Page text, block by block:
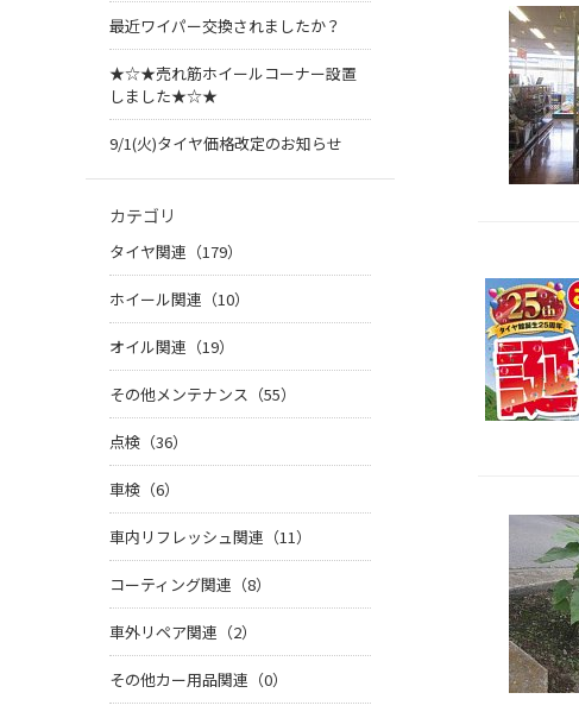
最近ワイパー交換されましたか？
★☆★売れ筋ホイールコーナー設置
しました★☆★
9/1(火)タイヤ価格改定のお知らせ
カテゴリ
タイヤ関連（179）
ホイール関連（10）
オイル関連（19）
その他メンテナンス（55）
点検（36）
車検（6）
車内リフレッシュ関連（11）
コーティング関連（8）
車外リペア関連（2）
その他カー用品関連（0）